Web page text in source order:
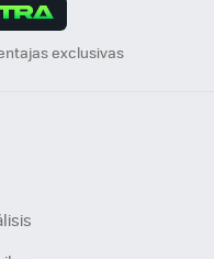
exclusivas